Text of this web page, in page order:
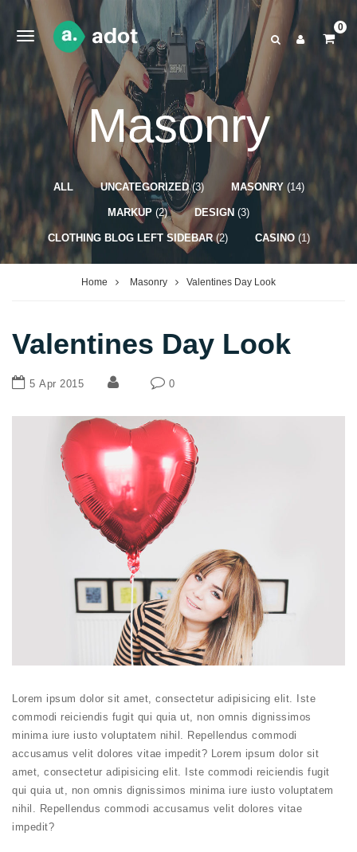
0
Masonry
ALL UNCATEGORIZED(3) MASONRY(14)
MARKUP (2) DESIGN (3)
CLOTHING BLOG LEFT SIDEBAR(2) CASINO(1)
Home Masonry Valentines Day Look
Valentines Day Look
5 Apr 2015 0
Lorem ipsum dolor sit amet, consectetur adipisicing elit. Iste
commodi reiciendis fugit qui quia ut, non omnis dignissimos
minima iure iusto voluptatem nihil. Repellendus commodi
accusamus velit dolores vitae impedit? Lorem ipsum dolor sit
amet, consectetur adipisicing elit. Iste commodi reiciendis fugit
qui quia ut, non omnis dignissimos minima iure iusto voluptatem
nihil. Repellendus commodi accusamus velit dolores vitae
impedit?